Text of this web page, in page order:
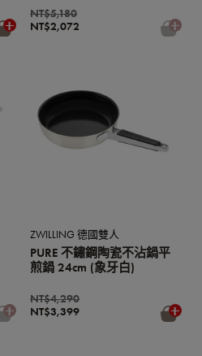
NT$2,072
NT$5,180
ZWILLING 德國雙人
PURE 不鏽鋼陶瓷不沾鍋平
煎鍋 24cm (象牙白)
NT$3,399
NT$4,290